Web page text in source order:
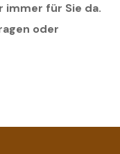
immer für Sie da.
oder